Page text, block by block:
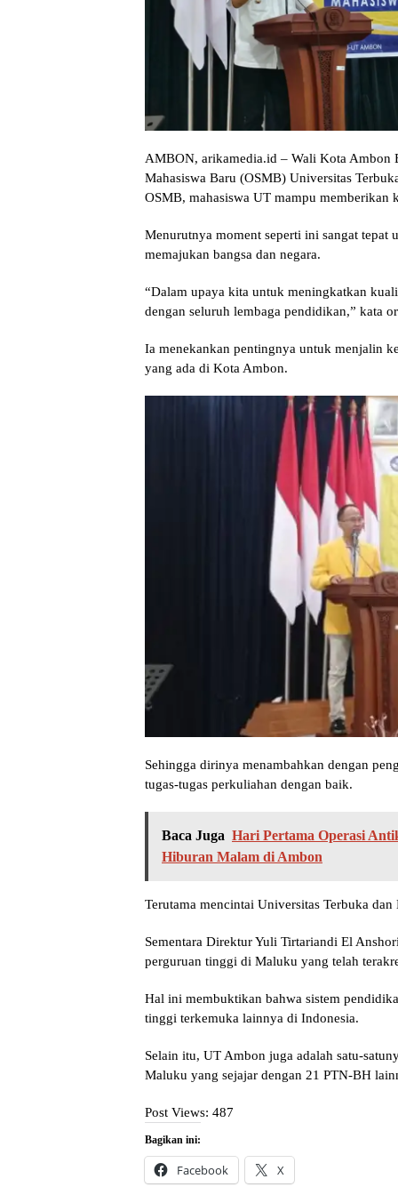
AMBON, arikamedia.id – Wali Kota Ambon
Mahasiswa Baru (OSMB) Universitas
OSMB, mahasiswa UT mampu
Menurutnya moment seperti ini sangat tepat
memajukan bangsa dan negara.
“Dalam upaya kita untuk meningkatkan
dengan seluruh lembaga pendidikan,” kata
Ia menekankan pentingnya untuk menjalin
yang ada di Kota Ambon.
Sehingga dirinya menambahkan dengan
tugas-tugas perkuliahan dengan baik.
Baca Juga Hari Pertama Operasi
Hiburan Malam di Ambon
Terutama mencintai Universitas Terbuka
Sementara Direktur Yuli Tirtariandi El
perguruan tinggi di Maluku yang telah
Hal ini membuktikan bahwa sistem
tinggi terkemuka lainnya di Indonesia.
Selain itu, UT Ambon juga adalah satu-
Maluku yang sejajar dengan 21 PTN-BH
Post Views: 487
Bagikan ini:
Facebook X